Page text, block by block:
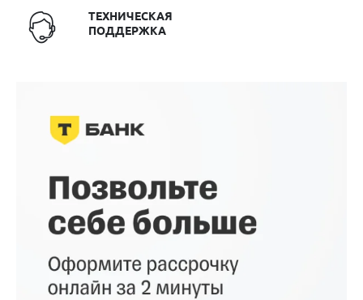
ТЕХНИЧЕСКАЯ
ПОДДЕРЖКА